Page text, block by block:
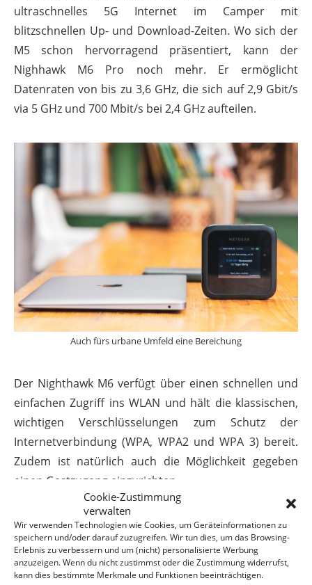
Cookie-Zustimmung
verwalten
Wir verwenden Technologien wie Cookies, um Geräteinformationen zu
speichern und/oder darauf zuzugreifen. Wir tun dies, um das Browsing-
Erlebnis zu verbessern und um (nicht) personalisierte Werbung
anzuzeigen. Wenn du nicht zustimmst oder die Zustimmung widerrufst,
kann dies bestimmte Merkmale und Funktionen beeinträchtigen.
ultraschnelles 5G Internet im Camper mit
blitzschnellen Up- und Download-Zeiten. Wo sich der
M5 schon hervorragend präsentiert, kann der
Nighhawk M6 Pro noch mehr. Er ermöglicht
Datenraten von bis zu 3,6 GHz, die sich auf 2,9 Gbit/s
via 5 GHz und 700 Mbit/s bei 2,4 GHz aufteilen.
Auch fürs urbane Umfeld eine Bereichung
Der Nighthawk M6 verfügt über einen schnellen und
einfachen Zugriff ins WLAN und hält die klassischen,
wichtigen Verschlüsselungen zum Schutz der
Internetverbindung (WPA, WPA2 und WPA 3) bereit.
Zudem ist natürlich auch die Möglichkeit gegeben
einen Gastzugang einzurichten.
Mit dem M6 kannst Du Dein Arbeitszimmer, den
Fernsehsessel zum Streamen oder Dein Game-Office
an unendlich viele Orte dieser Welt verlegen und
unabhängig Deinen Pflichten und Freuden